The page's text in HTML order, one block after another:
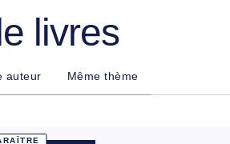
livres
auteur Même thème